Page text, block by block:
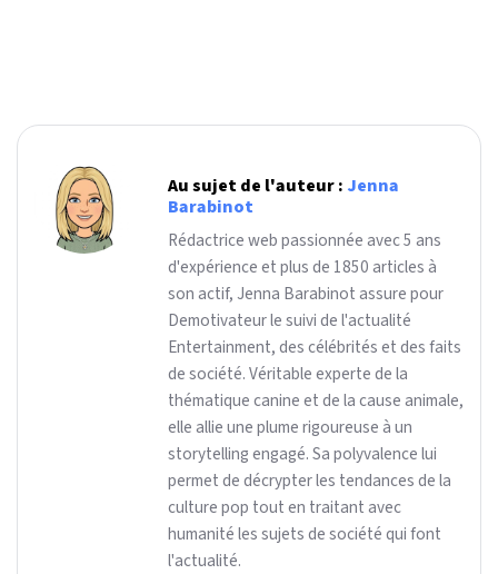
Au sujet de l'auteur : Jenna
Barabinot
Rédactrice web passionnée avec 5 ans
d'expérience et plus de 1850 articles à
son actif, Jenna Barabinot assure pour
Demotivateur le suivi de l'actualité
Entertainment, des célébrités et des faits
de société. Véritable experte de la
thématique canine et de la cause animale,
elle allie une plume rigoureuse à un
storytelling engagé. Sa polyvalence lui
permet de décrypter les tendances de la
culture pop tout en traitant avec
humanité les sujets de société qui font
l'actualité.